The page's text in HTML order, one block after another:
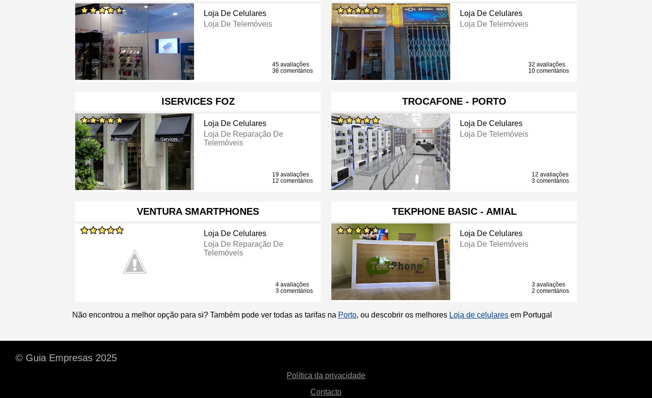
Loja De Celulares
Loja De Telemóveis
45 avaliações
36 comentários
Loja De Celulares
Loja De Telemóveis
32 avaliações
10 comentários
ISERVICES FOZ
Loja De Celulares
Loja De Reparação De
Telemóveis
19 avaliações
12 comentários
TROCAFONE - PORTO
Loja De Celulares
Loja De Telemóveis
12 avaliações
3 comentários
VENTURA SMARTPHONES
Loja De Celulares
Loja De Reparação De
Telemóveis
4 avaliações
3 comentários
TEKPHONE BASIC - AMIAL
Loja De Celulares
Loja De Telemóveis
3 avaliações
2 comentários
Não encontrou a melhor opção para si? Também pode ver todas as tarifas na Porto, ou descobrir os melhores Loja de celulares em Portugal
© Guia Empresas 2025
Política da privacidade
Contacto